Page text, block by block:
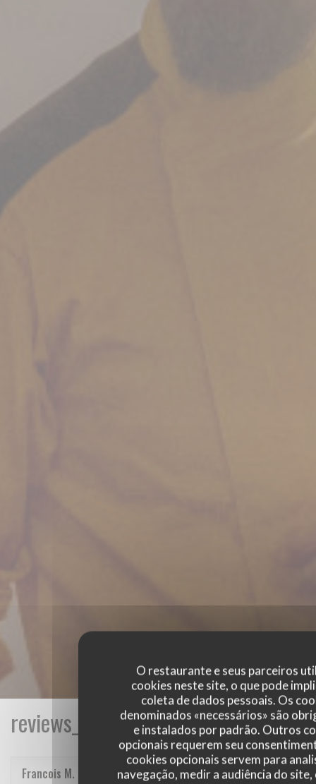
O restaurante e seus parceiros
cookies neste site, o que pode
coleta de dados pessoais. Os
denominados «necessários» são
e instalados por padrão. Outros
opcionais requerem seu
cookies opcionais servem para
navegação, medir a audiência do
Francois M